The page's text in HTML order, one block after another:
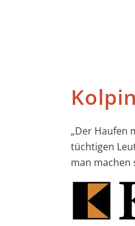
„Der Haufen
tüchtigen
man machen